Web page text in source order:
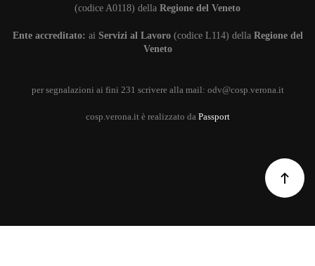
(codice A0118) della Regione del Veneto
Ente accreditato: ai Servizi al Lavoro(codice L114) della Regione del
Veneto
per segnalazioni ai fini 231 scrivere alla mail: odv@cosp.verona.it
cosp.verona.it è realizzato da Passport